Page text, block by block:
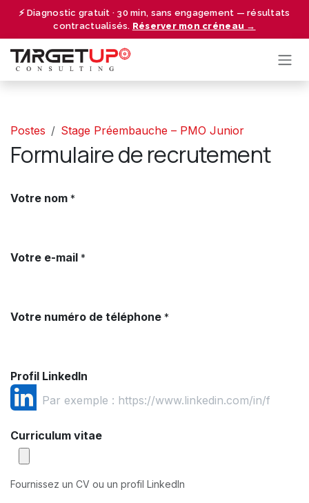
⚡ Diagnostic gratuit · 30 min, sans engagement — résultats
contractualisés. Réserver mon créneau →
Se rendre au contenu
Postes Stage Préembauche – PMO Junior
Formulaire de recrutement
Votre nom *
Votre e-mail *
Votre numéro de téléphone *
Profil LinkedIn
Curriculum vitae
Fournissez un CV ou un profil LinkedIn